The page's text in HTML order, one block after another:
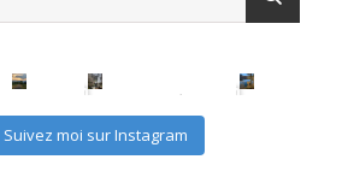
Suivez moi sur Instagram